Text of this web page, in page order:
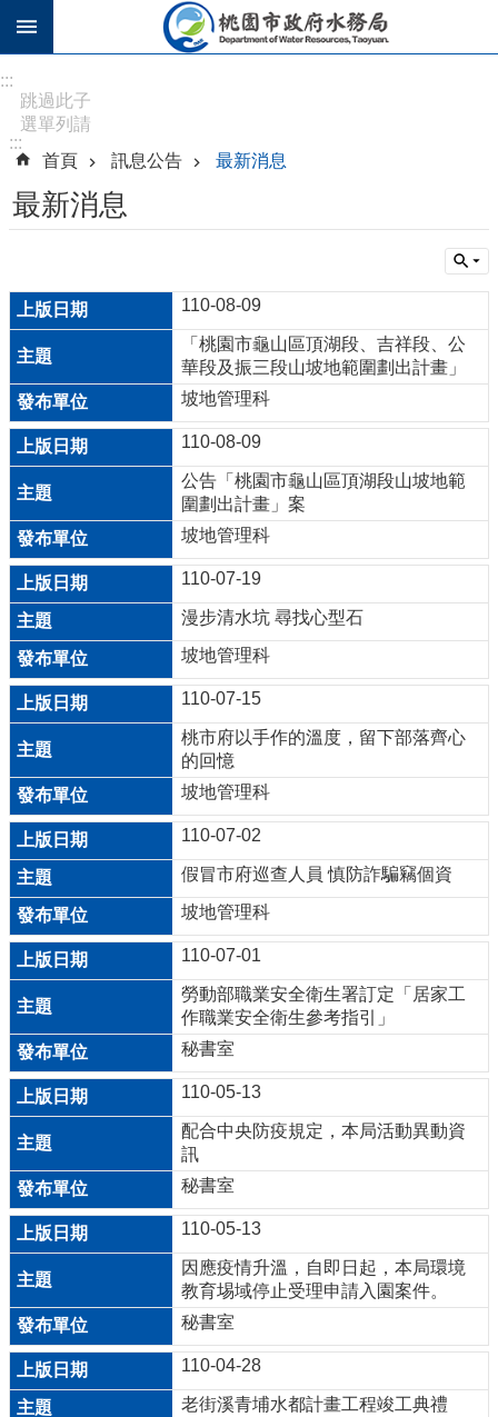
跳到主要內容區塊
階
搜
尋
公
認
識
水
務
關
通
訊
錄
業
務
資
訊
便
民
服
務
政
府
資
訊
公
開
山
坡
地
範
圍
申
請
案
件
污
水
:::
跳過此子
選單列請
[Enter]，
繼續則按
[Tab]
:::
首頁
訊息公告 最新消息
最新消息
110-08-09
「桃園市龜山區頂湖段、吉祥段、公
華段及振三段山坡地範圍劃出計畫」
坡地管理科
110-08-09
公告「桃園市龜山區頂湖段山坡地範
圍劃出計畫」案
坡地管理科
110-07-19
漫步清水坑 尋找心型石
坡地管理科
110-07-15
桃市府以手作的溫度，留下部落齊心
的回憶
坡地管理科
110-07-02
假冒市府巡查人員 慎防詐騙竊個資
坡地管理科
110-07-01
勞動部職業安全衛生署訂定「居家工
作職業安全衛生參考指引」
秘書室
110-05-13
配合中央防疫規定，本局活動異動資
訊
秘書室
110-05-13
因應疫情升溫，自即日起，本局環境
教育埸域停止受理申請入園案件。
秘書室
110-04-28
老街溪青埔水都計畫工程竣工典禮